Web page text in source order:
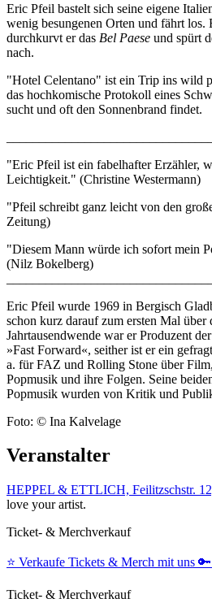
Eric Pfeil bastelt sich seine eigene
wenig besungenen Orten und fährt los.
durchkurvt er das Bel Paese und spürt
nach.
"Hotel Celentano" ist ein Trip ins wild
das hochkomische Protokoll eines
sucht und oft den Sonnenbrand findet.
"Eric Pfeil ist ein fabelhafter Erzähler,
Leichtigkeit." (Christine Westermann)
"Pfeil schreibt ganz leicht von den
Zeitung)
"Diesem Mann würde ich sofort mein
(Nilz Bokelberg)
Eric Pfeil wurde 1969 in Bergisch
schon kurz darauf zum ersten Mal
Jahrtausendwende war er Produzent
»Fast Forward«, seither ist er ein
a. für FAZ und Rolling Stone über
Popmusik und ihre Folgen. Seine
Popmusik wurden von Kritik und
Foto: © Ina Kalvelage
Veranstalter
HEPPEL & ETTLICH, Feilitzschstr.
love your artist.
Ticket- & Merchverkauf
⭐️ Verkaufe Tickets & Merch mit uns 🔑
Ticket- & Merchverkauf